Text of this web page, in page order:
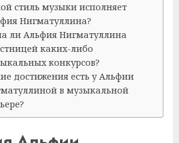
стиль музыки исполняет
Нигматуллина?
ли Альфия Нигматуллина
каких-либо
конкурсов?
достижения есть у Альфии
в музыкальной